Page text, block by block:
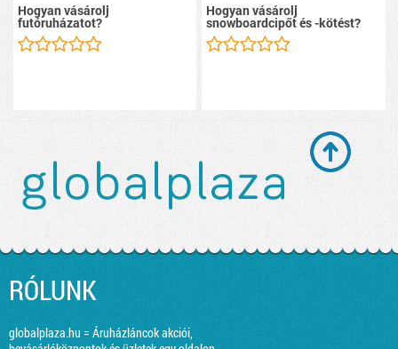
Hogyan vásárolj
futóruházatot?
Hogyan vásárolj
snowboardcipőt és -kötést?
RÓLUNK
globalplaza.hu = Áruházláncok akciói,